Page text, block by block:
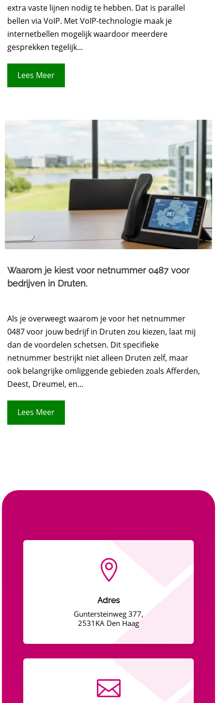
extra vaste lijnen nodig te hebben. Dat is parallel
bellen via VoIP. Met VoIP-technologie maak je
internetbellen mogelijk waardoor meerdere
gesprekken tegelijk...
Lees Meer
Waarom je kiest voor netnummer 0487 voor
bedrijven in Druten.​
Als je overweegt waarom je voor het netnummer
0487 voor jouw bedrijf in Druten zou kiezen, laat mij
dan de voordelen schetsen. Dit specifieke
netnummer bestrijkt niet alleen Druten zelf, maar
ook belangrijke omliggende gebieden zoals Afferden,
Deest, Dreumel, en...
Lees Meer

Adres
Guntersteinweg 377,
2531KA Den Haag
